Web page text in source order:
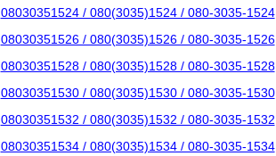
08030351524 / 080(3035)1524 / 080-3035-1524
08030351526 / 080(3035)1526 / 080-3035-1526
08030351528 / 080(3035)1528 / 080-3035-1528
08030351530 / 080(3035)1530 / 080-3035-1530
08030351532 / 080(3035)1532 / 080-3035-1532
08030351534 / 080(3035)1534 / 080-3035-1534